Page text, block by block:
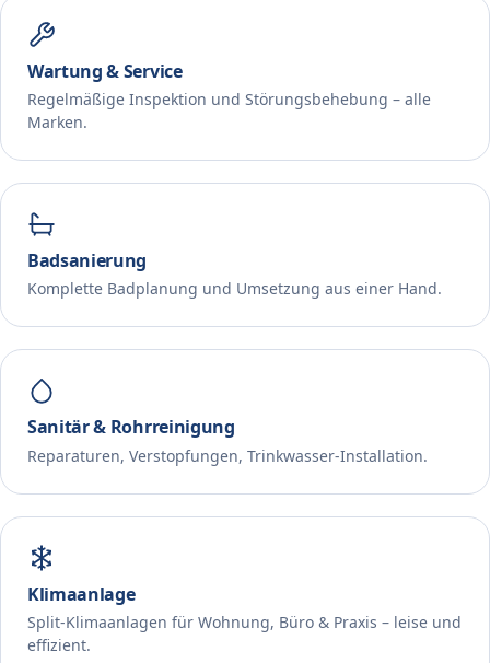
Wartung & Service
Regelmäßige Inspektion und Störungsbehebung – alle
Marken.
Badsanierung
Komplette Badplanung und Umsetzung aus einer Hand.
Sanitär & Rohrreinigung
Reparaturen, Verstopfungen, Trinkwasser-Installation.
Klimaanlage
Split-Klimaanlagen für Wohnung, Büro & Praxis – leise und
effizient.